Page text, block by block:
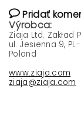
Pridať
Výrobca:
Ziaja Ltd. Zakład
ul. Jesienna 9,
Poland
www.ziaja.com
ziaja@ziaja.com